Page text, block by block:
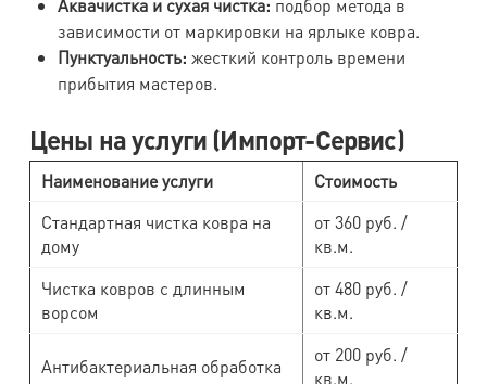
зависимости от маркировки на ярлыке ковра.
Пунктуальность: жесткий контроль времени
прибытия мастеров.
Цены на услуги (Импорт-Сервис)
Наименование услуги
Стоимость
Стандартная чистка ковра на
дому
от 360 руб. /
кв.м.
Чистка ковров с длинным
ворсом
от 480 руб. /
кв.м.
Антибактериальная обработка
от 200 руб. /
кв.м.